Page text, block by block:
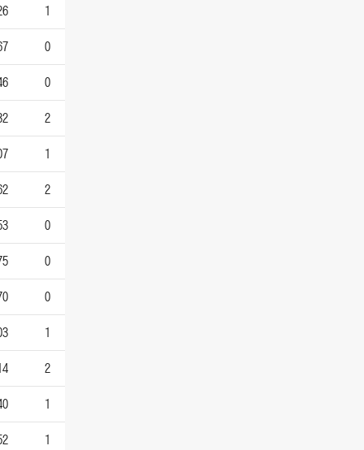
1
0
0
2
1
2
0
0
0
1
2
1
1